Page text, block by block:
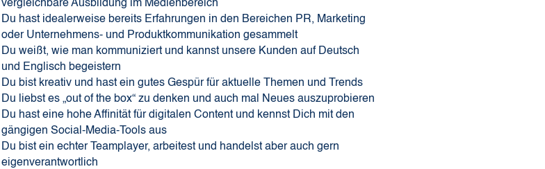
vergleichbare Ausbildung im Medienbereich
Du hast idealerweise bereits Erfahrungen in den Bereichen PR, Marketing
oder Unternehmens- und Produktkommunikation gesammelt
Du weißt, wie man kommuniziert und kannst unsere Kunden auf Deutsch
und Englisch begeistern
Du bist kreativ und hast ein gutes Gespür für aktuelle Themen und Trends
Du liebst es „out of the box“ zu denken und auch mal Neues auszuprobieren
Du hast eine hohe Affinität für digitalen Content und kennst Dich mit den
gängigen Social-Media-Tools aus
Du bist ein echter Teamplayer, arbeitest und handelst aber auch gern
eigenverantwortlich